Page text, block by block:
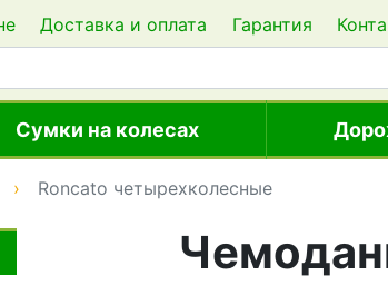
Доставка и оплата Гарантия
Сумки на колесах
Roncato четырехколесные